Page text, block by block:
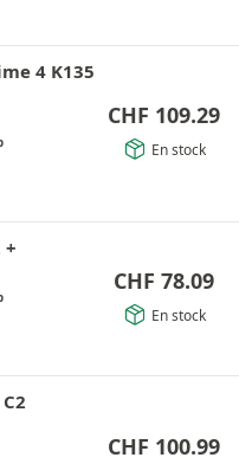
4 K135
CHF 109.29
En stock
+
CHF 78.09
En stock
CHF 100.99